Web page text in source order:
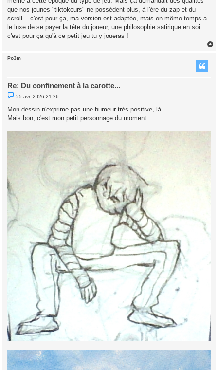
que nos jeunes "tiktokeurs" ne possèdent plus, à l'ère du zap et du
scroll... c'est pour ça, ma version est adaptée, mais en même temps a
le luxe de se payer la tête du joueur, une philosophie satirique en soi...
c'est pour ça qu'à ce petit jeu tu y joueras !
Po3m
Re: Du confinement à la carotte...
M
e
s
a
25 avr. 2026 21:26
Mon dessin n'exprime pas une humeur très positive, là.
Mais bon, c'est mon petit personnage du moment.